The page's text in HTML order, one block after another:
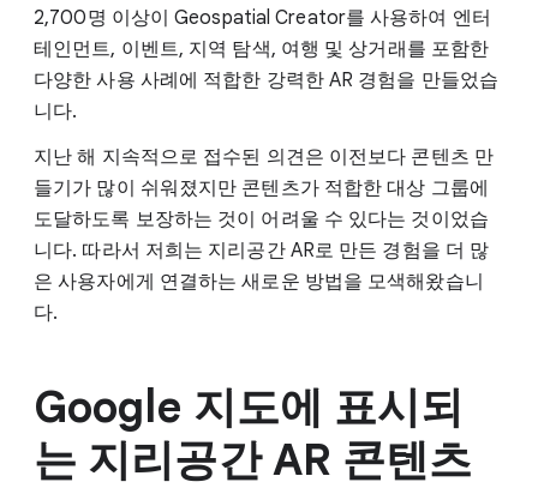
2,700명 이상이 Geospatial Creator를 사용하여 엔터
테인먼트, 이벤트, 지역 탐색, 여행 및 상거래를 포함한
다양한 사용 사례에 적합한 강력한 AR 경험을 만들었습
니다.
지난 해 지속적으로 접수된 의견은 이전보다 콘텐츠 만
들기가 많이 쉬워졌지만 콘텐츠가 적합한 대상 그룹에
도달하도록 보장하는 것이 어려울 수 있다는 것이었습
니다. 따라서 저희는 지리공간 AR로 만든 경험을 더 많
은 사용자에게 연결하는 새로운 방법을 모색해왔습니
다.
Google 지도에 표시되
는 지리공간 AR 콘텐츠